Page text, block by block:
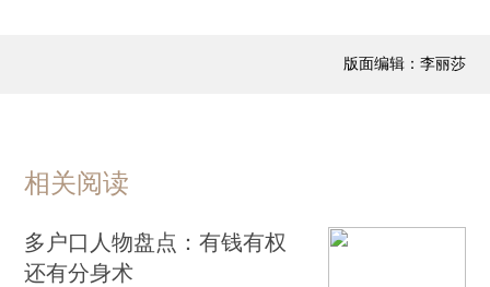
版面编辑：李丽莎
相关阅读
多户口人物盘点：有钱有权
还有分身术